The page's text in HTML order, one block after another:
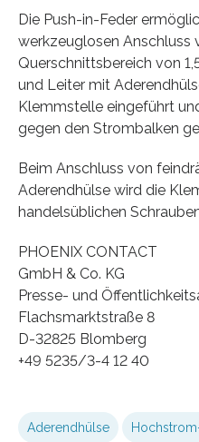
Die Push-in-Feder
werkzeuglosen Anschluss
Querschnittsbereich von
und Leiter mit
Klemmstelle eingeführt
gegen den Strombalken
Beim Anschluss von
Aderendhülse wird die
handelsüblichen
PHOENIX CONTACT
GmbH & Co. KG
Presse- und
Flachsmarktstraße 8
D-32825 Blomberg
+49 5235/3-4 12 40
Aderendhülse